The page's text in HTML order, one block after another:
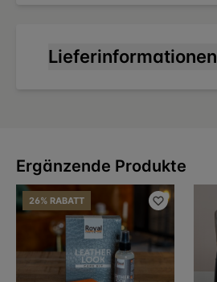
Lieferinformationen
Ergänzende Produkte
26% RABATT